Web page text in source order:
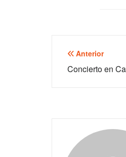
Anterior
Concierto en